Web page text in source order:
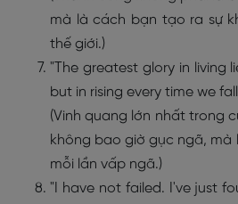
mà là cách bạn tạo ra sự
thế giới.)
"The greatest glory in living
but in rising every time we
(Vinh quang lớn nhất trong
không bao giờ gục ngã, mà
mỗi lần vấp ngã.)
"I have not failed. I've just